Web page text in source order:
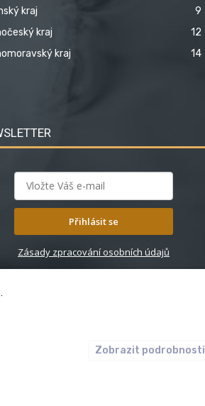
kraj
9
kraj
12
kraj
14
Přihlásit se
Zásady zpracování osobních údajů
kodex
Redakce InRybar.cz.
Zobrazit podrobnosti